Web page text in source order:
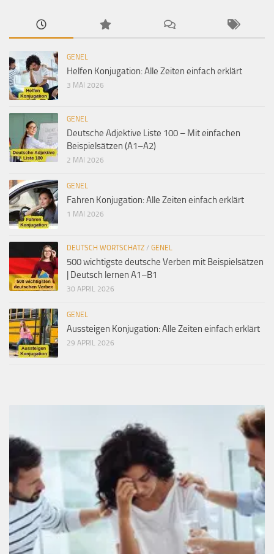
GENEL
Helfen Konjugation: Alle Zeiten einfach erklärt
3 MAI 2026
GENEL
Deutsche Adjektive Liste 100 – Mit einfachen
Beispielsätzen (A1–A2)
2 MAI 2026
GENEL
Fahren Konjugation: Alle Zeiten einfach erklärt
1 MAI 2026
DEUTSCH WORTSCHATZ / GENEL
500 wichtigste deutsche Verben mit Beispielsätzen
| Deutsch lernen A1–B1
30 APRIL 2026
GENEL
Aussteigen Konjugation: Alle Zeiten einfach erklärt
29 APRIL 2026